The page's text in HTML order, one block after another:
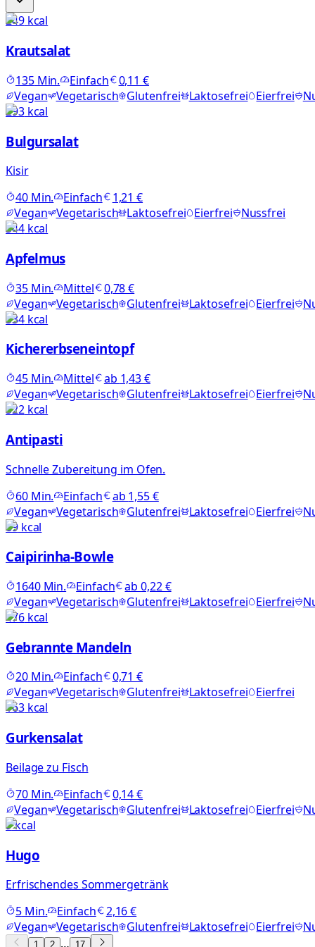
249kcal
Krautsalat
135Min. Einfach
0,11 €
Vegan Vegetarisch Glutenfrei Laktosefrei Eierfrei
293kcal
Bulgursalat
Kisir
40Min. Einfach
1,21 €
Vegan Vegetarisch Laktosefrei Eierfrei
Nussfrei
344kcal
Apfelmus
35Min. Mittel
0,78 €
Vegan Vegetarisch Glutenfrei Laktosefrei Eierfrei
534kcal
Kichererbseneintopf
45Min. Mittel ab 1,43 €
Vegan Vegetarisch Glutenfrei Laktosefrei Eierfrei
322kcal
Antipasti
Schnelle Zubereitung im Ofen.
60Min. Einfach ab 1,55 €
Vegan Vegetarisch Glutenfrei Laktosefrei Eierfrei
89kcal
Caipirinha-Bowle
1640Min. Einfach ab0,22 €
Vegan Vegetarisch Glutenfrei Laktosefrei Eierfrei
476kcal
Gebrannte Mandeln
20Min. Einfach
0,71 €
Vegan Vegetarisch Glutenfrei Laktosefrei Eierfrei
163kcal
Gurkensalat
Beilage zu Fisch
70Min. Einfach
0,14 €
Vegan Vegetarisch Glutenfrei Laktosefrei Eierfrei
9kcal
Hugo
Erfrischendes Sommergetränk
5Min. Einfach
2,16 €
Vegan Vegetarisch Glutenfrei Laktosefrei Eierfrei
1 2 … 17